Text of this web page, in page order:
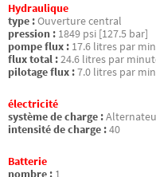
Hydraulique
type :Ouverture central
pression : 1849 psi [127.5 bar]
pompe flux : 17.6 litres par
flux total :24.6 litres par
pilotage flux :7.0 litres par
électricité
système de charge :
intensité de charge :40
Batterie
nombre : 1